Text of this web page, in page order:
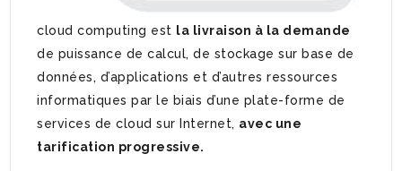
cloud computing est la livraison à la demande
de puissance de calcul, de stockage sur base de
données, d’applications et d’autres ressources
informatiques par le biais d’une plate-forme de
services de cloud sur Internet, avec une
tarification progressive.